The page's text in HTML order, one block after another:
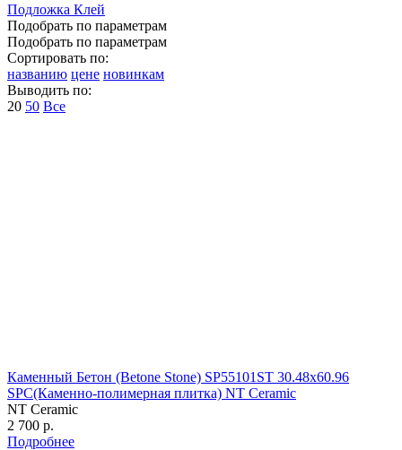
Подложка Клей
Подобрать по параметрам
Подобрать по параметрам
Сортировать по:
названию цене новинкам
Выводить по:
20 50 Все
Каменный Бетон (Betone Stone) SP55101ST 30.48х60.96
SPC(Каменно-полимерная плитка) NT Ceramic
NT Ceramic
2 700 р.
Подробнее